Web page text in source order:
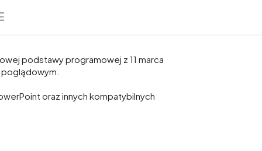
podstawy programowej z 11 marca
oraz innych kompatybilnych